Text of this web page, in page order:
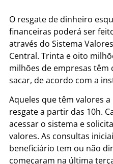
O resgate de dinheiro
financeiras poderá ser
através do Sistema
Central. Trinta e oito
milhões de empresas têm
sacar, de acordo com a
Aqueles que têm valores
resgate a partir das 10h.
acessar o sistema e
valores. As consultas
beneficiário tem ou não
começaram na última